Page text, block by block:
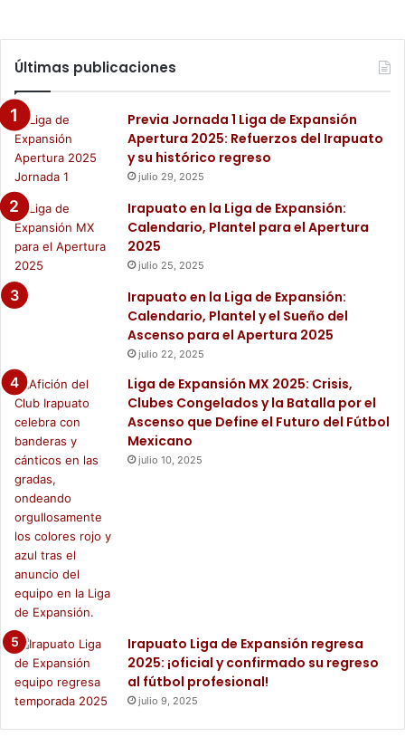
Últimas publicaciones
Previa Jornada 1 Liga de Expansión
Apertura 2025: Refuerzos del Irapuato
y su histórico regreso
julio 29, 2025
Irapuato en la Liga de Expansión:
Calendario, Plantel para el Apertura
2025
julio 25, 2025
Irapuato en la Liga de Expansión:
Calendario, Plantel y el Sueño del
Ascenso para el Apertura 2025
julio 22, 2025
Liga de Expansión MX 2025: Crisis,
Clubes Congelados y la Batalla por el
Ascenso que Define el Futuro del Fútbol
Mexicano
julio 10, 2025
Irapuato Liga de Expansión regresa
2025: ¡oficial y confirmado su regreso
al fútbol profesional!
julio 9, 2025